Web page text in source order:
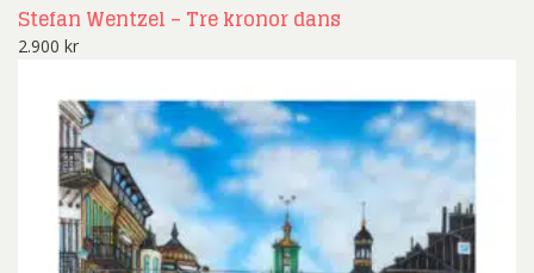
Stefan Wentzel – Tre kronor dans
2.900 kr